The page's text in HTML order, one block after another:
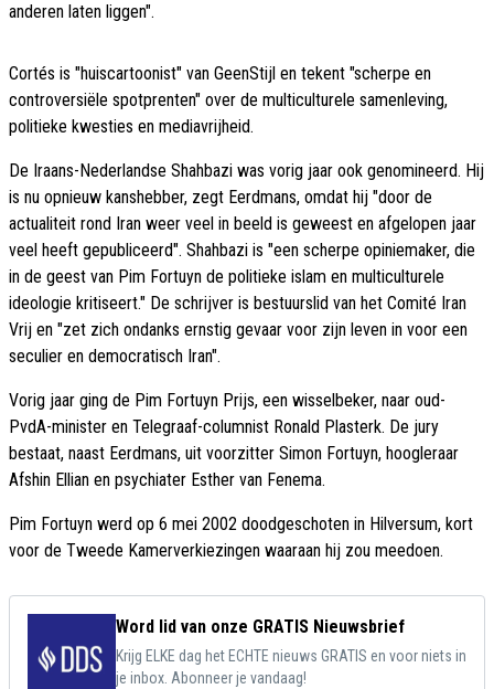
anderen laten liggen".
Cortés is "huiscartoonist" van GeenStijl en tekent "scherpe en
controversiële spotprenten" over de multiculturele samenleving,
politieke kwesties en mediavrijheid.
De Iraans-Nederlandse Shahbazi was vorig jaar ook genomineerd. Hij
is nu opnieuw kanshebber, zegt Eerdmans, omdat hij "door de
actualiteit rond Iran weer veel in beeld is geweest en afgelopen jaar
veel heeft gepubliceerd". Shahbazi is "een scherpe opiniemaker, die
in de geest van Pim Fortuyn de politieke islam en multiculturele
ideologie kritiseert." De schrijver is bestuurslid van het Comité Iran
Vrij en "zet zich ondanks ernstig gevaar voor zijn leven in voor een
seculier en democratisch Iran".
Vorig jaar ging de Pim Fortuyn Prijs, een wisselbeker, naar oud-
PvdA-minister en Telegraaf-columnist Ronald Plasterk. De jury
bestaat, naast Eerdmans, uit voorzitter Simon Fortuyn, hoogleraar
Afshin Ellian en psychiater Esther van Fenema.
Pim Fortuyn werd op 6 mei 2002 doodgeschoten in Hilversum, kort
voor de Tweede Kamerverkiezingen waaraan hij zou meedoen.
Word lid van onze GRATIS Nieuwsbrief
Krijg ELKE dag het ECHTE nieuws GRATIS en voor niets in
je inbox. Abonneer je vandaag!